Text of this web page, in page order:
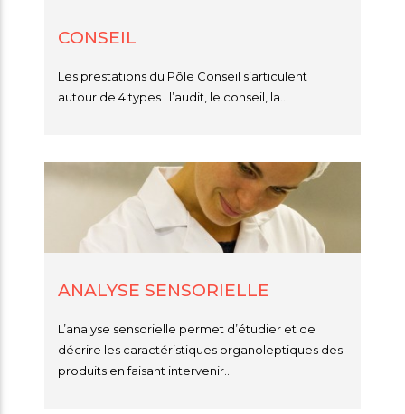
CONSEIL
Les prestations du Pôle Conseil s’articulent
autour de 4 types : l’audit, le conseil, la...
ANALYSE SENSORIELLE
L’analyse sensorielle permet d’étudier et de
décrire les caractéristiques organoleptiques des
produits en faisant intervenir...